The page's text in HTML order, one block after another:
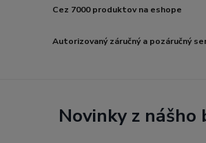
Cez 7000 produktov na eshope
Autorizovaný záručný a pozáručný
Novinky z nášho